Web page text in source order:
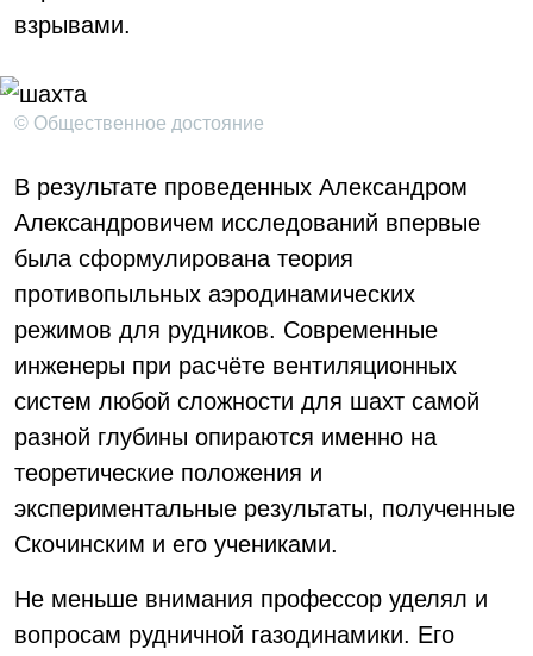
взрывами.
© Общественное достояние
В результате проведенных Александром
Александровичем исследований впервые
была сформулирована теория
противопыльных аэродинамических
режимов для рудников. Современные
инженеры при расчёте вентиляционных
систем любой сложности для шахт самой
разной глубины опираются именно на
теоретические положения и
экспериментальные результаты, полученные
Скочинским и его учениками.
Не меньше внимания профессор уделял и
вопросам рудничной газодинамики. Его